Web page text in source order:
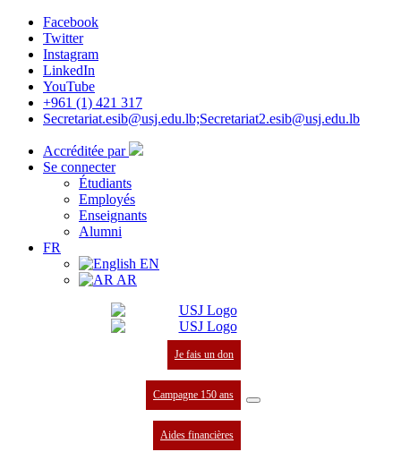
Facebook
Twitter
Instagram
LinkedIn
YouTube
+961 (1) 421 317
Secretariat.esib@usj.edu.lb;Secretariat2.esib@usj.edu.lb
Accréditée par
Se connecter
Étudiants
Employés
Enseignants
Alumni
FR
EN
AR
Je fais un don
Campagne 150 ans
Aides financières